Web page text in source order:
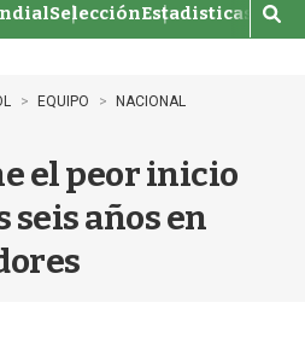
SelecciónEstadisticas
M
o
EQUIPO NACIONAL
el peor inicio
seis años en